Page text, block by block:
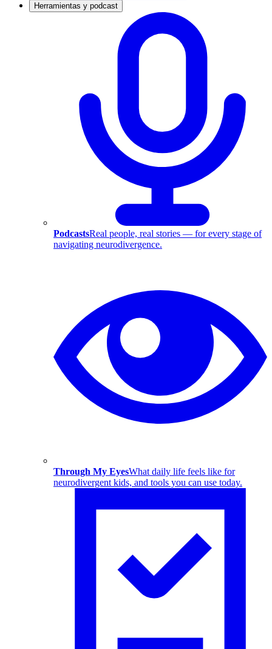
Herramientas y podcast
PodcastsReal people, real stories — for every stage of
navigating neurodivergence.
Through My EyesWhat daily life feels like for
neurodivergent kids, and tools you can use today.